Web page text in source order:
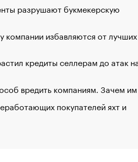
разрушают букмекерскую
избавляются от лучших
кредиты селлерам до атак
вредить компаниям. Зачем
покупателей яхт и